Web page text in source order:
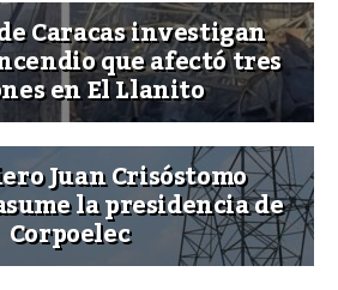
Caracas investigan
que afectó tres
en El Llanito
Juan Crisóstomo
la presidencia de
Corpoelec